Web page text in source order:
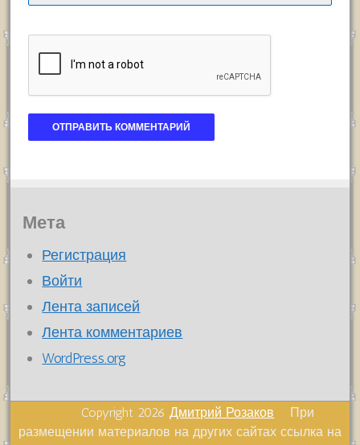
Мета
Регистрация
Войти
Лента записей
Лента комментариев
WordPress.org
Copyright 2026Дмитрий Розаков При
размещении материалов на других сайтах ссылка на